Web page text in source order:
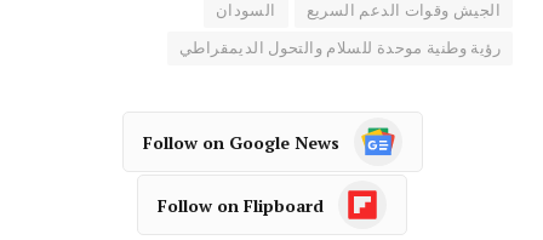
الجيش وقوات الدعم السريع السودان
رؤية وطنية موحدة للسلام والتحول الديمقراطي
Follow on Google News
Follow on Flipboard